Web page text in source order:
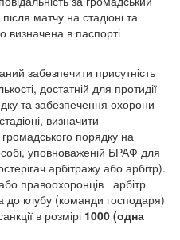
матчу на стадіоні та
визначена в паспорті
забезпечити присутність
достатній для протидії
та забезпечення охорони
визначити
порядку на
уповноваженій БРАФ для
арбітражу або арбітр).
правоохоронців арбітр
клубу (команди господаря)
в розмірі 1000 (одна